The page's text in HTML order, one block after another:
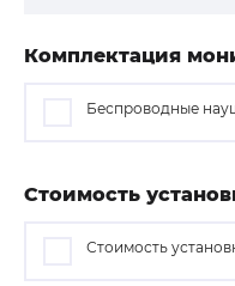
Комплектация
Беспроводные
Стоимость
Стоимость